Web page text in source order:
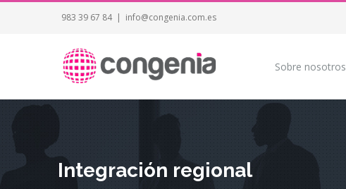
983 39 67 84 | info@congenia.com.es
Sobre nosotros
Integración regional